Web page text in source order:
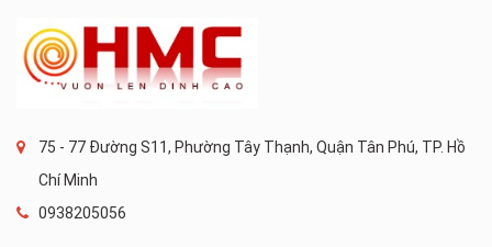
75 - 77 Đường S11, Phường Tây Thạnh, Quận Tân Phú, TP. Hồ
Chí Minh
0938205056